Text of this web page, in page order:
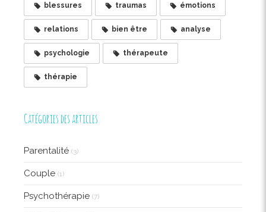
blessures traumas émotions
relations bien être analyse
psychologie thérapeute
thérapie
Catégories des articles
Parentalité (3)
Couple (1)
Psychothérapie (7)